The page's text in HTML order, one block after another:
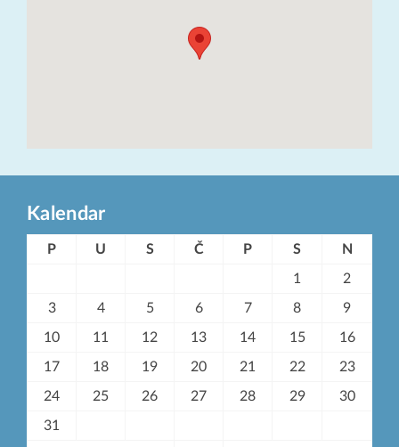
Kalendar
P U S Č P S N
1 2
3 4 5 6 7 8 9
10 11 12 13 14 15 16
17 18 19 20 21 22 23
24 25 26 27 28 29 30
31